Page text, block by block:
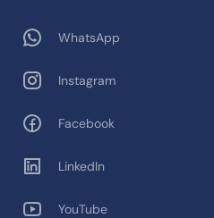
WhatsApp
Instagram
Facebook
LinkedIn
YouTube